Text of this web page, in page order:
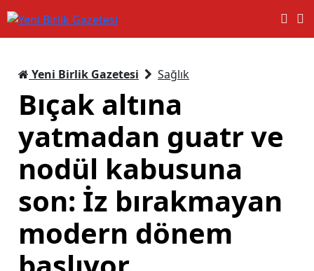
Yeni Birlik Gazetesi Sağlık
Bıçak altına
yatmadan guatr ve
nodül kabusuna
son: İz bırakmayan
modern dönem